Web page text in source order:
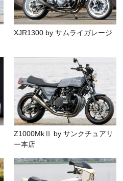
XJR1300 by サムライガレージ
Z1000MkⅡ by サンクチュアリ
ー本店